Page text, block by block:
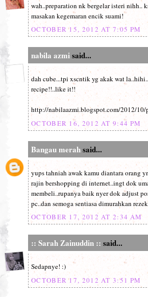
wah..preparation nk bergelar isteri nihh..
masakan kegemaran encik suami!
OCTOBER 15, 2012 AT 7:05 PM
nabila azmisaid...
dah cube...tpi xscntik yg akak wat
recipe!!..like it!!
http://nabilaazmi.blogspot.com/2012/
OCTOBER 16, 2012 AT 9:44 PM
Bangau merahsaid...
yups tahniah awak kamu diantara orang
rajin bershopping di internet..ingt dok
membeli..rupanya baik nyer dok adjust
pc..dan semoga sentiasa dimurahkan
OCTOBER 17, 2012 AT 2:34 AM
:: Sarah Zainuddin :: said...
Sedapnye! :)
OCTOBER 17, 2012 AT 3:51 PM